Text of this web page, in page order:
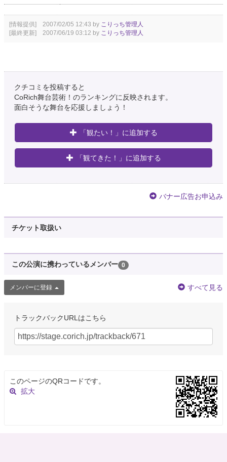
[情報提供] 2007/02/05 12:43 by こりっち管理人
[最終更新] 2007/06/19 03:12 by こりっち管理人
クチコミを投稿すると
CoRich舞台芸術！のランキングに反映されます。
面白そうな舞台を応援しましょう！
「観たい！」に追加する
「観てきた！」に追加する
バナー広告お申込み
チケット取扱い
この公演に携わっているメンバー 0
メンバーに登録 すべて見る
トラックバックURLはこちら
このページのQRコードです。
拡大